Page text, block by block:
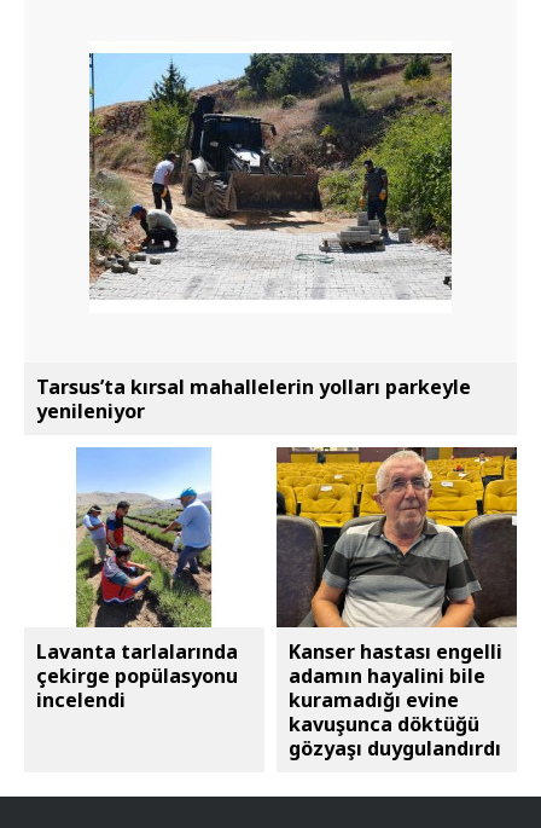
Tarsus’ta kırsal mahallelerin yolları parkeyle
yenileniyor
Lavanta tarlalarında
çekirge popülasyonu
incelendi
Kanser hastası engelli
adamın hayalini bile
kuramadığı evine
kavuşunca döktüğü
gözyaşı duygulandırdı